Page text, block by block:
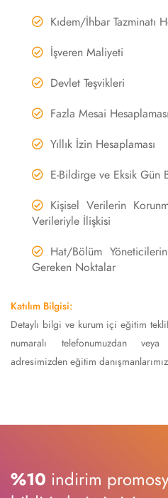
Kıdem/İhbar Tazminatı
İşveren Maliyeti
Devlet Teşvikleri
Fazla Mesai Hesaplaması
Yıllık İzin Hesaplaması
E-Bildirge ve Eksik Gün
Kişisel Verilerin
Verileriyle İlişkisi
Hat/Bölüm
Gereken Noktalar
Katılım Bilgisi:
Detaylı bilgi ve kurum içi eğitim
numaralı telefonumuzdan veya
adresimizden eğitim
%10 indirim